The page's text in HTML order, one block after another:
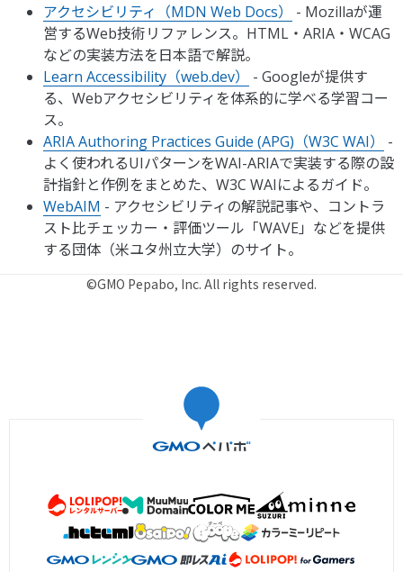
アクセシビリティ（MDN Web Docs）
- Mozillaが運
営するWeb技術リファレンス。HTML・ARIA・WCAG
などの実装方法を日本語で解説。
Learn Accessibility（web.dev）
- Googleが提供す
る、Webアクセシビリティを体系的に学べる学習コー
ス。
ARIA Authoring Practices Guide (APG)（W3C WAI）
-
よく使われるUIパターンをWAI-ARIAで実装する際の設
計指針と作例をまとめた、W3C WAIによるガイド。
WebAIM - アクセシビリティの解説記事や、コントラ
スト比チェッカー・評価ツール「WAVE」などを提供
する団体（米ユタ州立大学）のサイト。
©GMO Pepabo, Inc. All rights reserved.